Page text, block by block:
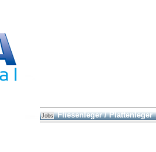
Jobs Fliesenleger / Plattenleger